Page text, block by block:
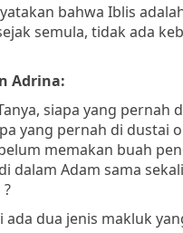
bahwa Iblis
semula, tidak ada
Adrina:
siapa yang pernah
yang pernah di dustai
memakan buah
dalam Adam sama
ada dua jenis makluk